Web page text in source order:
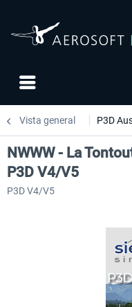
Vista general P3D
NWWW - La
P3D V4/V5
P3D V4/V5